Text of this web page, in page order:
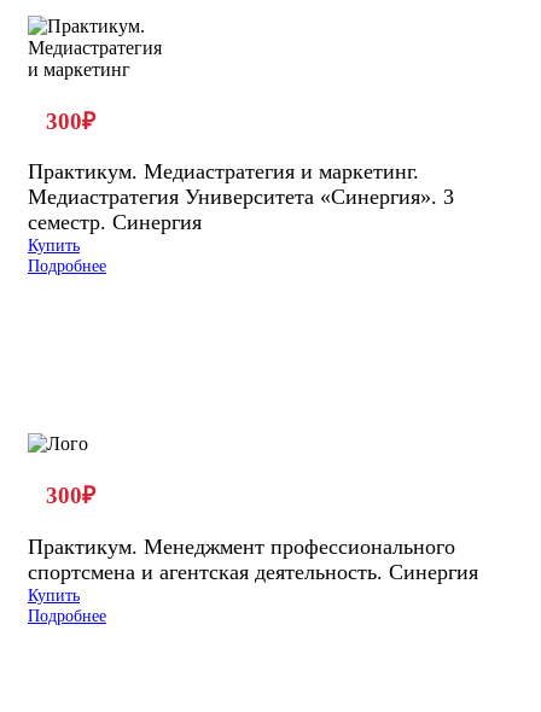
300₽
Практикум. Медиастратегия и маркетинг.
Медиастратегия Университета «Синергия». 3
семестр. Синергия
Купить
Подробнее
300₽
Практикум. Менеджмент профессионального
спортсмена и агентская деятельность. Синергия
Купить
Подробнее